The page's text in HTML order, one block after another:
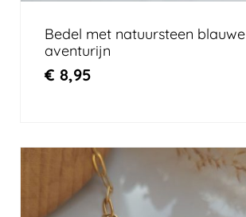
Bedel met natuursteen blauwe
aventurijn
€ 8,95